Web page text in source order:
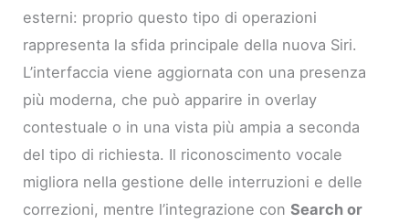
esterni: proprio questo tipo di operazioni
rappresenta la sfida principale della nuova Siri.
L’interfaccia viene aggiornata con una presenza
più moderna, che può apparire in overlay
contestuale o in una vista più ampia a seconda
del tipo di richiesta. Il riconoscimento vocale
migliora nella gestione delle interruzioni e delle
correzioni, mentre l’integrazione conSearch or